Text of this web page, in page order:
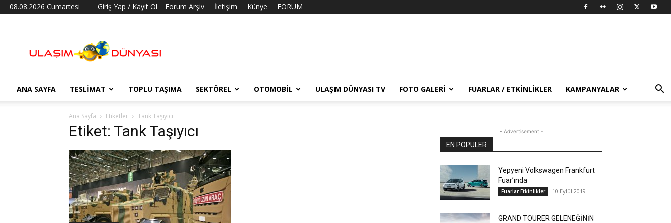
08.08.2026 Cumartesi Giriş Yap / Kayıt Ol Forum Arşiv İletişim Künye FORUM
Dünyası
ANA SAYFA TESLIMAT TOPLU TAŞIMA SEKTÖREL OTOMOBIL ULAŞIM DÜNYASI TV FOTO GALERI FUARLAR / ETKINLIKLER KAMPANYALAR
Ana Sayfa Etiketler Tank Taşıyıcı
Etiket: Tank Taşıyıcı - Advertisement -
EN POPÜLER
Yepyeni Volkswagen Frankfurt
Fuar’ında
Fuarlar Etkinlikler 10 Eylül 2019
GRAND TOURER GELENEĞİNİN